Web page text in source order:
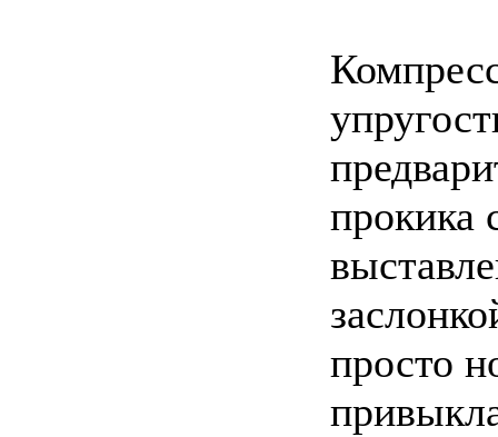
прокика
просто